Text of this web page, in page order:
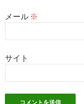
メール ※
サイト